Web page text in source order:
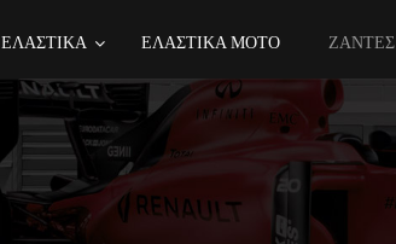
ΕΛΑΣΤΙΚΑ ΕΛΑΣΤΙΚΑ MOTO ΖΑΝΤΕΣ